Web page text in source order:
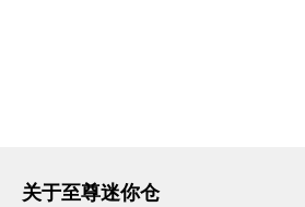
关于至尊迷你仓